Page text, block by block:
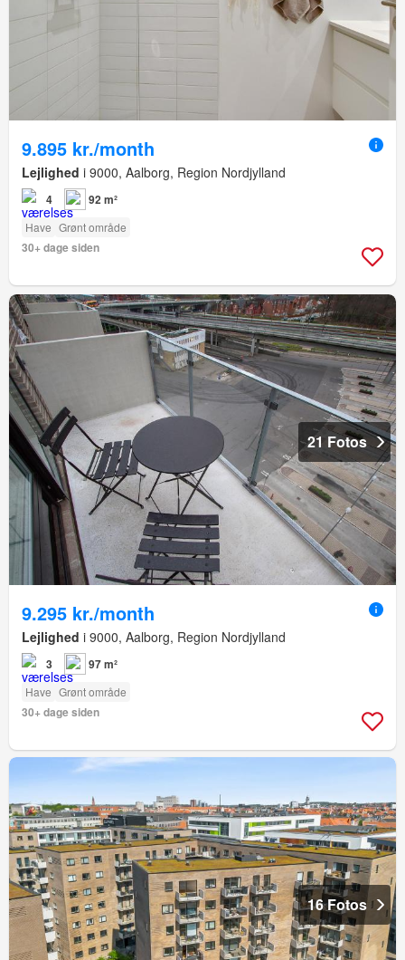
9.895 kr./month
Lejlighed i 9000, Aalborg, Region Nordjylland
4 92 m²
Have Grønt område
30+ dage siden
21 Fotos
9.295 kr./month
Lejlighed i 9000, Aalborg, Region Nordjylland
3 97 m²
Have Grønt område
30+ dage siden
16 Fotos